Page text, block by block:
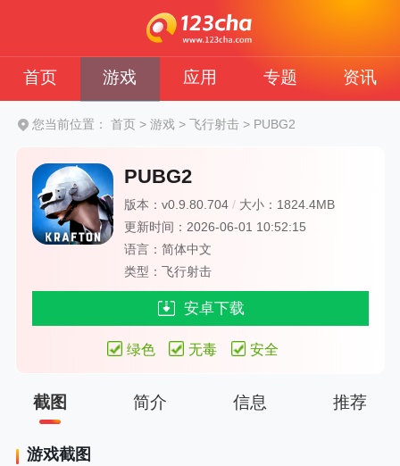
首页 游戏 应用 专题 资讯
您当前位置： 首页 > 游戏 > 飞行射击 >PUBG2
PUBG2
版本：v0.9.80.704/ 大小：1824.4MB
更新时间：2026-06-01 10:52:15
语言：简体中文
类型：飞行射击
安卓下载
绿色 无毒 安全
截图 简介 信息 推荐
游戏截图